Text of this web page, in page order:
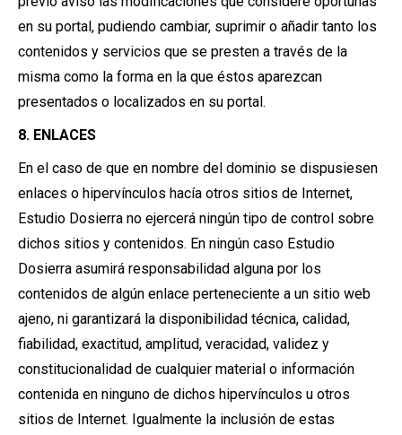
en su portal, pudiendo cambiar, suprimir o añadir tanto los
contenidos y servicios que se presten a través de la
misma como la forma en la que éstos aparezcan
presentados o localizados en su portal.
8. ENLACES
En el caso de que en nombre del dominio se dispusiesen
enlaces o hipervínculos hacía otros sitios de Internet,
Estudio Dosierra no ejercerá ningún tipo de control sobre
dichos sitios y contenidos. En ningún caso Estudio
Dosierra asumirá responsabilidad alguna por los
contenidos de algún enlace perteneciente a un sitio web
ajeno, ni garantizará la disponibilidad técnica, calidad,
fiabilidad, exactitud, amplitud, veracidad, validez y
constitucionalidad de cualquier material o información
contenida en ninguno de dichos hipervínculos u otros
sitios de Internet. Igualmente la inclusión de estas